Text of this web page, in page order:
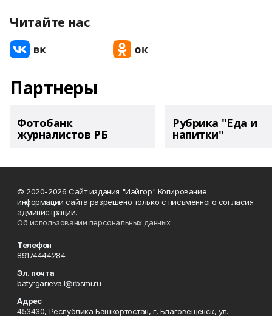
Читайте нас
Партнеры
Фотобанк
журналистов РБ
Рубрика "Еда и
напитки"
© 2020-2026 Сайт издания "Иэйгор" Копирование
информации сайта разрешено только с письменного согласия
администрации.
Об использовании персональных данных
Телефон
89174444284
Эл. почта
batyrgarieva.l@rbsmi.ru
Адрес
453430, Республика Башкортостан, г. Благовещенск, ул.